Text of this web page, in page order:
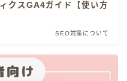
クスGA4ガイド【使い方
SEO対策について